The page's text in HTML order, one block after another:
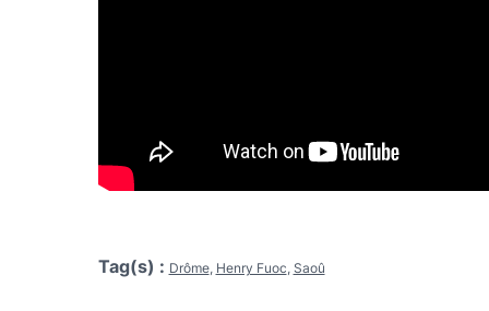
Tag(s) : Drôme Henry Fuoc Saoû